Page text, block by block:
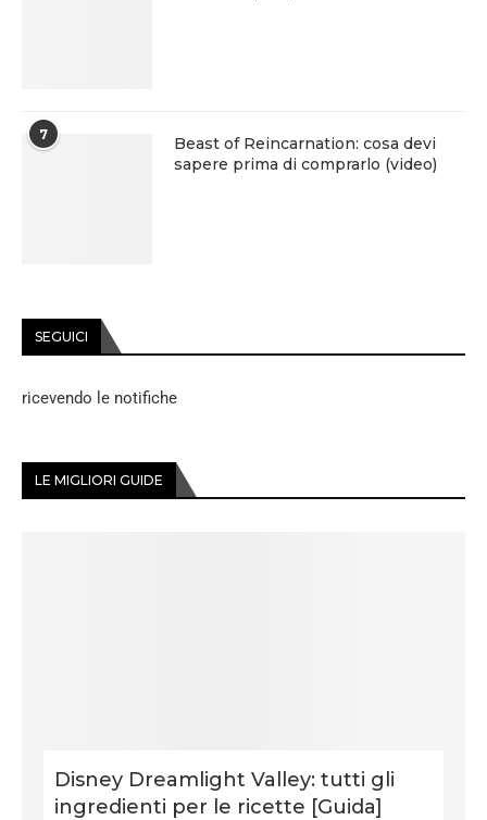
7
Beast of Reincarnation: cosa devi
sapere prima di comprarlo (video)
SEGUICI
ricevendo le notifiche
LE MIGLIORI GUIDE
Disney Dreamlight Valley: tutti gli
ingredienti per le ricette [Guida]